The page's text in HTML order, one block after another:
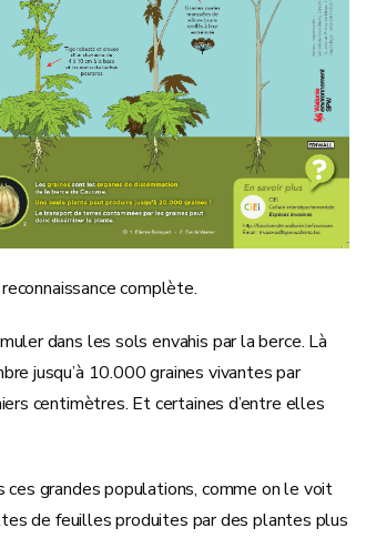
complète.
dans les sols envahis par la berce. Là
jusqu’à 10.000 graines vivantes par
centimètres. Et certaines d’entre elles
grandes populations, comme on le voit
de feuilles produites par des plantes plus